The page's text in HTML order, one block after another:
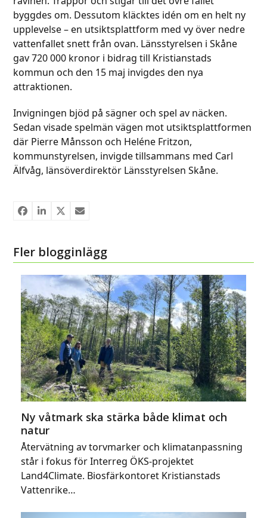
byggdes om. Dessutom kläcktes idén om en helt ny
upplevelse – en utsiktsplattform med vy över nedre
vattenfallet snett från ovan. Länsstyrelsen i Skåne
gav 720 000 kronor i bidrag till Kristianstads
kommun och den 15 maj invigdes den nya
attraktionen.
Invigningen bjöd på sägner och spel av näcken.
Sedan visade spelmän vägen mot utsiktsplattformen
där Pierre Månsson och Heléne Fritzon,
kommunstyrelsen, invigde tillsammans med Carl
Älfvåg, länsöverdirektör Länsstyrelsen Skåne.
Fler blogginlägg
Ny våtmark ska stärka både klimat och
natur
Återvätning av torvmarker och klimatanpassning
står i fokus för Interreg ÖKS-projektet
Land4Climate. Biosfärkontoret Kristianstads
Vattenrike…